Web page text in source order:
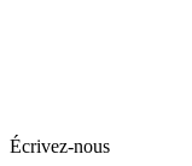
Écrivez-nous